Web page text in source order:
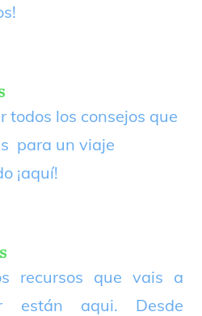
todos los consejos que
para un viaje
¡aquí!
recursos que vais a
están aqui. Desde